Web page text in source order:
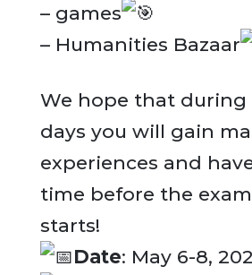
– games
– Humanities Bazaar
We hope that during
days you will gain
experiences and
time before the
starts!
Date: May 6-8,